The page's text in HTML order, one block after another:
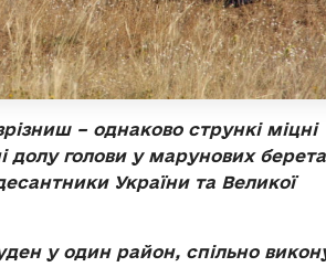
– однаково стрункі міцні
долу голови у марунових
України та Великої
у один район, спільно